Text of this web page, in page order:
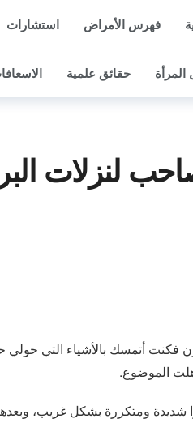
فهرس الأمراض استشارات
المرأة حقائق علمية
لنزلات
أتمسك بالأشياء التي حولي
الموضوع.
شديدة ومتكررة بشكل غريب،